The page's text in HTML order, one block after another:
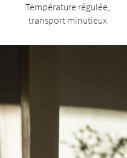
Température régulée,
transport minutieux